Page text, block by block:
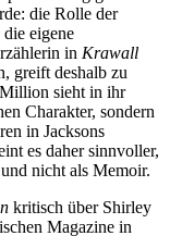
die Rolle der
eigene
in Krawall
greift deshalb zu
sieht in ihr
Charakter, sondern
in Jacksons
es daher sinnvoller,
nicht als Memoir.
kritisch über Shirley
Magazine in